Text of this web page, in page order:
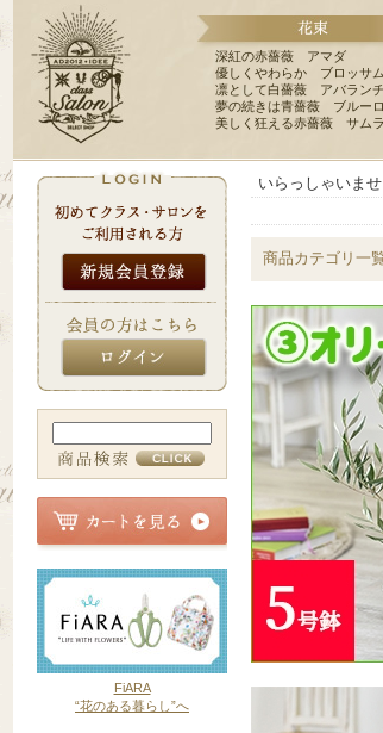
深紅の赤薔薇 アマダ
優しくやわらか ブロッサ
凛として白薔薇 アバラン
夢の続きは青薔薇 ブルー
美しく狂える赤薔薇 サム
FiARA
“花のある暮らし”へ
いらっしゃいま
商品カテゴリ一